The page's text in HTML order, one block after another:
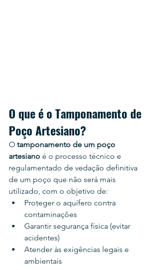
O que é o Tamponamento de
Poço Artesiano?
O tamponamento de um poço
artesiano é o processo técnico e
regulamentado de vedação definitiva
de um poço que não será mais
utilizado, com o objetivo de:
Proteger o aquífero contra
contaminações
Garantir segurança física (evitar
acidentes)
Atender às exigências legais e
ambientais